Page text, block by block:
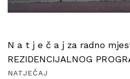
N a t j e č a j za radno
REZIDENCIJALNOG
NATJEČAJ